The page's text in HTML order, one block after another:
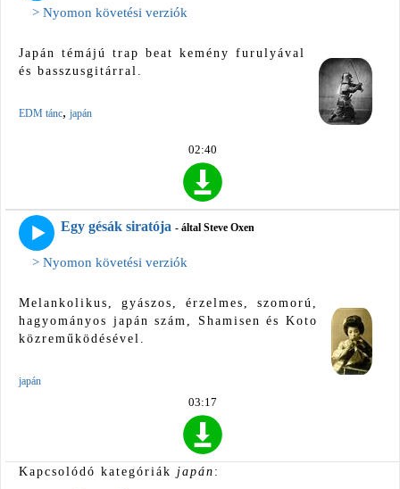
> Nyomon követési verziók
Japán témájú trap beat kemény furulyával
és basszusgitárral.
EDM tánc, japán
02:40
Egy gésák siratója - által Steve Oxen
> Nyomon követési verziók
Melankolikus, gyászos, érzelmes, szomorú,
hagyományos japán szám, Shamisen és Koto
közreműködésével.
japán
03:17
Kapcsolódó kategóriák japán :